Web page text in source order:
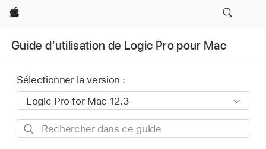
Apple
Guide d’utilisation de Logic Pro pour Mac
Sélectionner la version :
Rechercher